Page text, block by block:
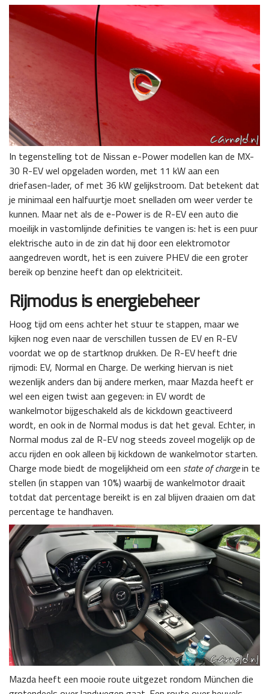
In tegenstelling tot de Nissan e-Power modellen kan de MX-
30 R-EV wel opgeladen worden, met 11 kW aan een
driefasen-lader, of met 36 kW gelijkstroom. Dat betekent dat
je minimaal een halfuurtje moet snelladen om weer verder te
kunnen. Maar net als de e-Power is de R-EV een auto die
moeilijk in vastomlijnde definities te vangen is: het is een puur
elektrische auto in de zin dat hij door een elektromotor
aangedreven wordt, het is een zuivere PHEV die een groter
bereik op benzine heeft dan op elektriciteit.
Rijmodus is energiebeheer
Hoog tijd om eens achter het stuur te stappen, maar we
kijken nog even naar de verschillen tussen de EV en R-EV
voordat we op de startknop drukken. De R-EV heeft drie
rijmodi: EV, Normal en Charge. De werking hiervan is niet
wezenlijk anders dan bij andere merken, maar Mazda heeft er
wel een eigen twist aan gegeven: in EV wordt de
wankelmotor bijgeschakeld als de kickdown geactiveerd
wordt, en ook in de Normal modus is dat het geval. Echter, in
Normal modus zal de R-EV nog steeds zoveel mogelijk op de
accu rijden en ook alleen bij kickdown de wankelmotor starten.
Charge mode biedt de mogelijkheid om een state of chargein te
stellen (in stappen van 10%) waarbij de wankelmotor draait
totdat dat percentage bereikt is en zal blijven draaien om dat
percentage te handhaven.
Mazda heeft een mooie route uitgezet rondom München die